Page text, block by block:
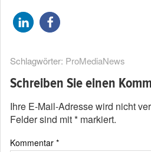
Schlagwörter: ProMediaNews
Schreiben Sie einen
Ihre E-Mail-Adresse wird nicht
Felder sind mit* markiert.
Kommentar *